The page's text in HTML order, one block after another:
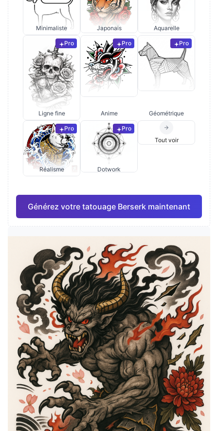
Minimaliste Japonais Aquarelle
Pro
Ligne fine
Pro
Anime
Pro
Géométrique
Pro
Réalisme
Pro
Dotwork
Tout voir
Générez votre tatouage Berserk maintenant